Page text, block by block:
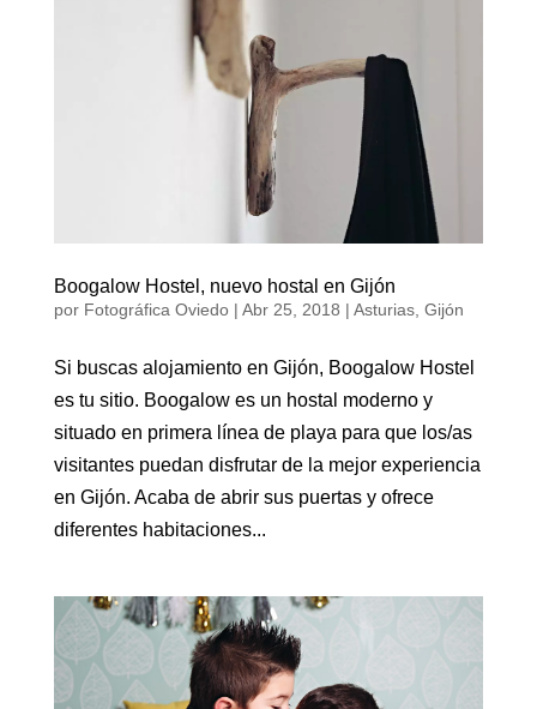
Boogalow Hostel, nuevo hostal en Gijón
por Fotográfica Oviedo| Abr 25, 2018 | Asturias, Gijón
Si buscas alojamiento en Gijón, Boogalow Hostel
es tu sitio. Boogalow es un hostal moderno y
situado en primera línea de playa para que los/as
visitantes puedan disfrutar de la mejor experiencia
en Gijón. Acaba de abrir sus puertas y ofrece
diferentes habitaciones...